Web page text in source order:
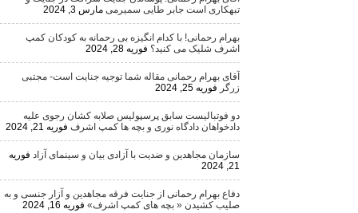
تبهکاری است جابر طایی سمیرمی مارس 3, 2024
بهرام رحمانی! با کدام انگیزه بی رحمانه به کودکان کمپ
اشرف شلیک می کنید؟ فوریه 28, 2024
آقای بهرام رحمانی مقاله شما توجیه جنایت است- مجتبی
فوریه 25, 2024
دو فوتبالیست سابق پرسپولیس صلابه کشان رجوی علیه
دادخواهان دادگاه نوری و بچه ها کمپ اشرف فوریه 21, 2024
سازمان مجاهدین و ضدیت با آزادی بیان و سینمای آزاد فوریه
دفاع بهرام رحمانی از جنایت فرقه مجاهدین و آزار جنسی و به
صلیب کشیدن « بچه های کمپ اشرف» فوریه 16, 2024